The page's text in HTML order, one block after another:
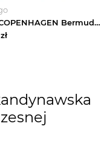
MOSS COPENHAGEN Bermudy dżinsowe w kolorze granatowym rozmiar: L
zł